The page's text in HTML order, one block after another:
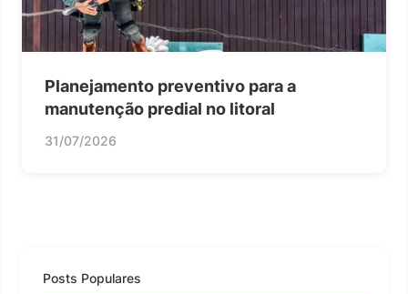
Planejamento preventivo para a
manutenção predial no litoral
31/07/2026
Posts Populares